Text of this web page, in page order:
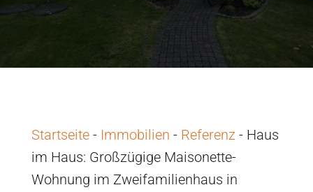
Startseite- Immobilien - Referenz- Haus
im Haus: Großzügige Maisonette-
Wohnung im Zweifamilienhaus in